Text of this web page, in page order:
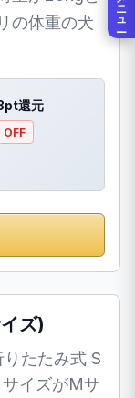
の体重の犬
還元
OFF
ズ)
たたみ式 S
イズがMサ